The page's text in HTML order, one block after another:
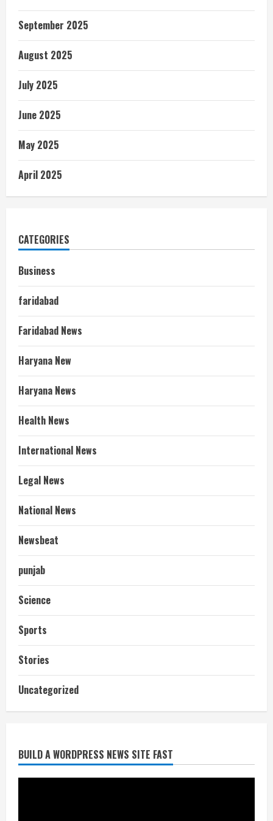
September 2025
August 2025
July 2025
June 2025
May 2025
April 2025
CATEGORIES
Business
faridabad
Faridabad News
Haryana New
Haryana News
Health News
International News
Legal News
National News
Newsbeat
punjab
Science
Sports
Stories
Uncategorized
BUILD A WORDPRESS NEWS SITE FAST
July 24, 2026
निर्धारित मानक व नियम का बारीकी से किया
जाएगा परीक्षण, तब कार्रवाई